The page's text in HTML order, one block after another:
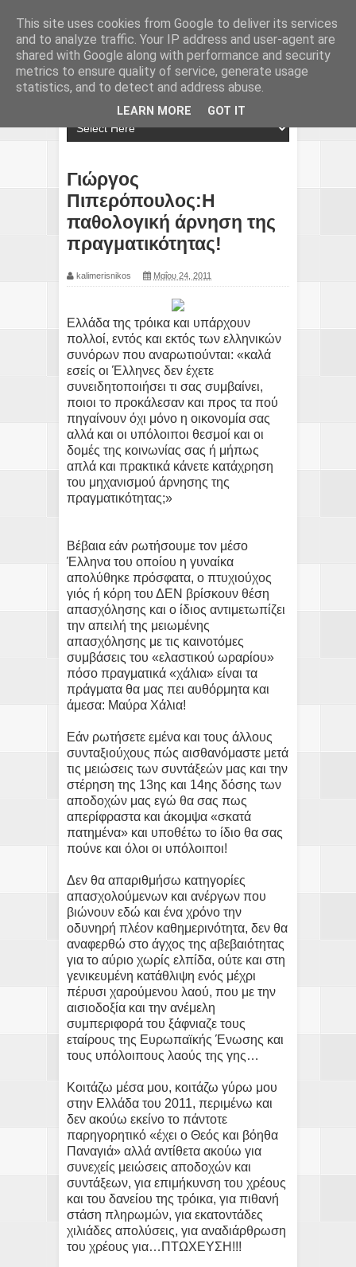
Γιώργος
Πιπερόπουλος:Η
παθολογική άρνηση της
πραγματικότητας!
kalimerisnikos Μαΐου 24, 2011
Ελλάδα της τρόικα και υπάρχουν
πολλοί, εντός και εκτός των ελληνικών
συνόρων που αναρωτιούνται: «καλά
εσείς οι Έλληνες δεν έχετε
συνειδητοποιήσει τι σας συμβαίνει,
ποιοι το προκάλεσαν και προς τα πού
πηγαίνουν όχι μόνο η οικονομία σας
αλλά και οι υπόλοιποι θεσμοί και οι
δομές της κοινωνίας σας ή μήπως
απλά και πρακτικά κάνετε κατάχρηση
του μηχανισμού άρνησης της
πραγματικότητας;»
Βέβαια εάν ρωτήσουμε τον μέσο
Έλληνα του οποίου η γυναίκα
απολύθηκε πρόσφατα, ο πτυχιούχος
γιός ή κόρη του ΔΕΝ βρίσκουν θέση
απασχόλησης και ο ίδιος αντιμετωπίζει
την απειλή της μειωμένης
απασχόλησης με τις καινοτόμες
συμβάσεις του «ελαστικού ωραρίου»
πόσο πραγματικά «χάλια» είναι τα
πράγματα θα μας πει αυθόρμητα και
άμεσα: Μαύρα Χάλια!
Εάν ρωτήσετε εμένα και τους άλλους
συνταξιούχους πώς αισθανόμαστε μετά
τις μειώσεις των συντάξεών μας και την
στέρηση της 13ης και 14ης δόσης των
αποδοχών μας εγώ θα σας πως
απερίφραστα και άκομψα «σκατά
πατημένα» και υποθέτω το ίδιο θα σας
πούνε και όλοι οι υπόλοιποι!
Δεν θα απαριθμήσω κατηγορίες
απασχολούμενων και ανέργων που
βιώνουν εδώ και ένα χρόνο την
οδυνηρή πλέον καθημερινότητα, δεν θα
αναφερθώ στο άγχος της αβεβαιότητας
για το αύριο χωρίς ελπίδα, ούτε και στη
γενικευμένη κατάθλιψη ενός μέχρι
πέρυσι χαρούμενου λαού, που με την
αισιοδοξία και την ανέμελη
συμπεριφορά του ξάφνιαζε τους
εταίρους της Ευρωπαϊκής Ένωσης και
τους υπόλοιπους λαούς της γης…
Κοιτάζω μέσα μου, κοιτάζω γύρω μου
στην Ελλάδα του 2011, περιμένω και
δεν ακούω εκείνο το πάντοτε
παρηγορητικό «έχει ο Θεός και βόηθα
Παναγιά» αλλά αντίθετα ακούω για
συνεχείς μειώσεις αποδοχών και
συντάξεων, για επιμήκυνση του χρέους
και του δανείου της τρόικα, για πιθανή
στάση πληρωμών, για εκατοντάδες
χιλιάδες απολύσεις, για αναδιάρθρωση
του χρέους για…ΠΤΩΧΕΥΣΗ!!!
This site uses cookies from Google to deliver its services
and to analyze traffic. Your IP address and user-agent are
shared with Google along with performance and security
metrics to ensure quality of service, generate usage
statistics, and to detect and address abuse.
LEARN MORE GOT IT